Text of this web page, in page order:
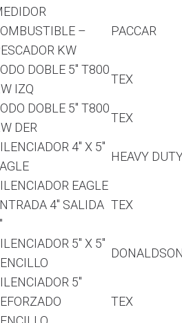
–
KW
PACCAR
DOBLE 5″ T800
IZQ
TEX
DOBLE 5″ T800
DER
TEX
4″ X 5″
HEAVY
EAGLE
4″ SALIDA TEX
5″ X 5″
5″
TEX